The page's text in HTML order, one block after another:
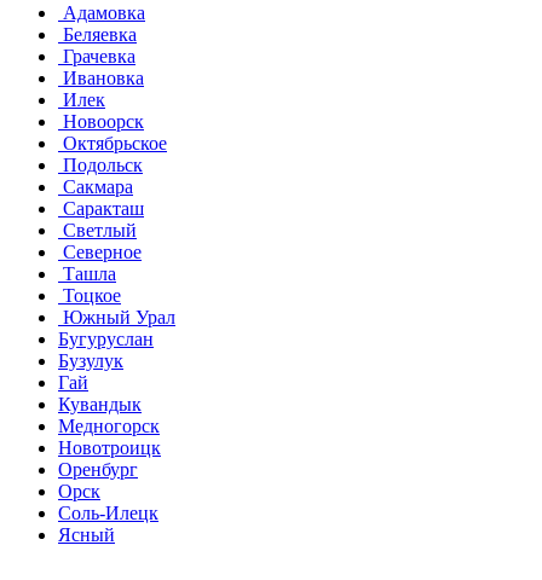
Адамовка
Беляевка
Грачевка
Ивановка
Илек
Новоорск
Октябрьское
Подольск
Сакмара
Саракташ
Светлый
Северное
Ташла
Тоцкое
Южный Урал
Бугуруслан
Бузулук
Гай
Кувандык
Медногорск
Новотроицк
Оренбург
Орск
Соль-Илецк
Ясный